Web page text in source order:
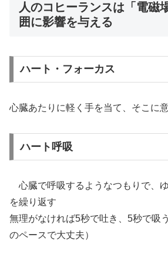
人のコヒーランスは「電磁
囲に影響を与える
ハート・フォーカス
心臓あたりに軽く手を当て、そこに
ハート呼吸
心臓で呼吸するようなつもりで、
を繰り返す
無理がなければ5秒で吐き、5秒で吸
のペースで大丈夫）